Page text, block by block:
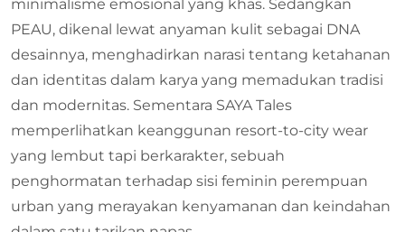
minimalisme emosional yang khas. Sedangkan
PEAU, dikenal lewat anyaman kulit sebagai DNA
desainnya, menghadirkan narasi tentang ketahanan
dan identitas dalam karya yang memadukan tradisi
dan modernitas. Sementara SAYA Tales
memperlihatkan keanggunan resort-to-city wear
yang lembut tapi berkarakter, sebuah
penghormatan terhadap sisi feminin perempuan
urban yang merayakan kenyamanan dan keindahan